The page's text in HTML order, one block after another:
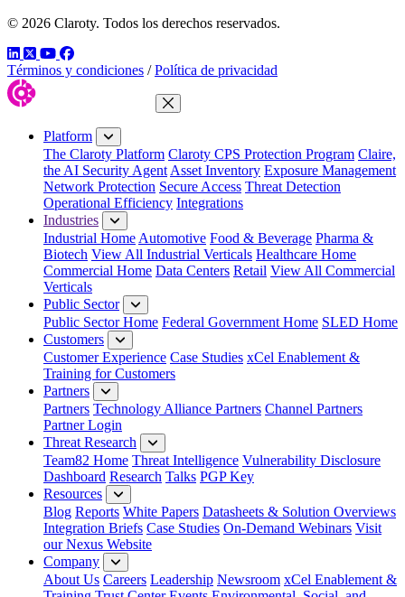
© 2026 Claroty. Todos los derechos reservados.
LinkedIn
TwitterYouTube
Facebook
Términos y condiciones / Política de privacidad
Close Menu
Platform
The Claroty Platform Claroty CPS Protection Program Claire,
the AI Security Agent Asset Inventory Exposure Management
Network Protection Secure Access Threat Detection
Operational Efficiency Integrations
Industries
Industrial Home Automotive Food & Beverage Pharma &
Biotech View All Industrial Verticals Healthcare Home
Commercial Home Data Centers Retail View All Commercial
Verticals
Public Sector
Public Sector Home Federal Government Home SLED Home
Customers
Customer Experience Case Studies xCel Enablement &
Training for Customers
Partners
Partners Technology Alliance Partners Channel Partners
Partner Login
Threat Research
Team82 Home Threat Intelligence Vulnerability Disclosure
Dashboard Research Talks PGP Key
Resources
Blog Reports White Papers Datasheets & Solution Overviews
Integration Briefs Case Studies On-Demand Webinars Visit
our Nexus Website
Company
About Us Careers Leadership Newsroom xCel Enablement &